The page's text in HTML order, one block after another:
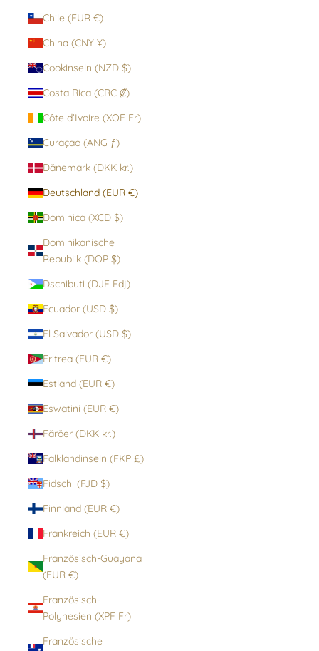
Chile (EUR €)
China (CNY ¥)
Cookinseln (NZD $)
Costa Rica (CRC ₡)
Côte d’Ivoire (XOF Fr)
Curaçao (ANG ƒ)
Dänemark (DKK kr.)
Deutschland (EUR €)
Dominica (XCD $)
Dominikanische
Republik (DOP $)
Dschibuti (DJF Fdj)
Ecuador (USD $)
El Salvador (USD $)
Eritrea (EUR €)
Estland (EUR €)
Eswatini (EUR €)
Färöer (DKK kr.)
Falklandinseln (FKP £)
Fidschi (FJD $)
Finnland (EUR €)
Frankreich (EUR €)
Französisch-Guayana
(EUR €)
Französisch-
Polynesien (XPF Fr)
Französische